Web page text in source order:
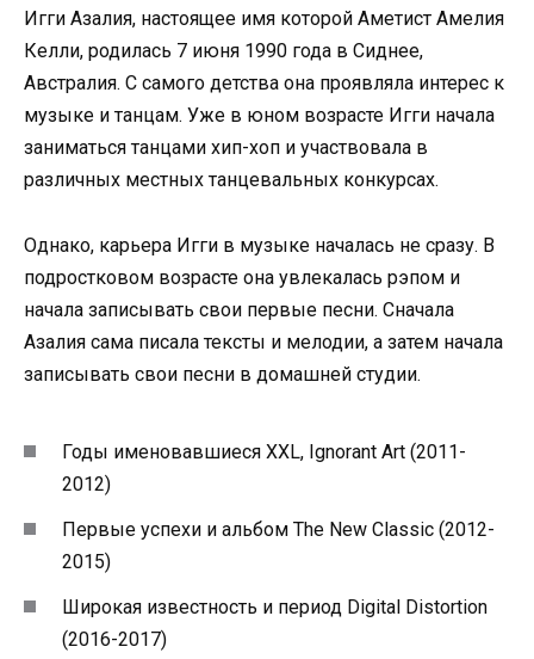
Игги Азалия, настоящее имя которой Аметист Амелия
Келли, родилась 7 июня 1990 года в Сиднее,
Австралия. С самого детства она проявляла интерес к
музыке и танцам. Уже в юном возрасте Игги начала
заниматься танцами хип-хоп и участвовала в
различных местных танцевальных конкурсах.
Однако, карьера Игги в музыке началась не сразу. В
подростковом возрасте она увлекалась рэпом и
начала записывать свои первые песни. Сначала
Азалия сама писала тексты и мелодии, а затем начала
записывать свои песни в домашней студии.
Годы именовавшиеся XXL, Ignorant Art (2011-
2012)
Первые успехи и альбом The New Classic (2012-
2015)
Широкая известность и период Digital Distortion
(2016-2017)